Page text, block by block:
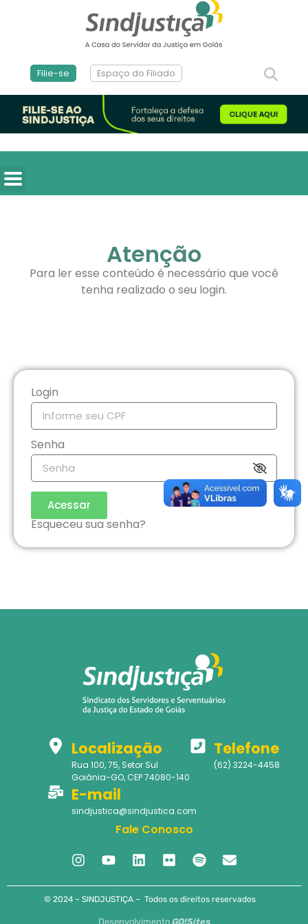
Filie-se Espaço do Filiado
Atenção
Para ler esse conteúdo é necessário que você
tenha realizado o seu login.
Login
Senha
Acessar
Esqueceu sua senha?
Localização
Rua 100, 75, Setor Sul
Goiânia-GO, CEP 74080-140
Telefone
(62) 3224-4458
E-mail
sindjustica@sindjustica.com
Fale Conosco
© 2024 – SINDJUSTIÇA – Todos os direitos reservados
Desenvolvimento GO!Sites